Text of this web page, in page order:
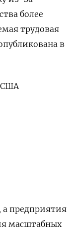
более
трудовая
в
США
а предприятия
масштабных